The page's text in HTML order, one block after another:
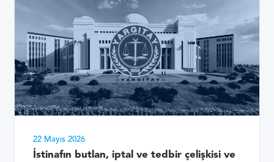
22 Mayıs 2026
İstinafın butlan, iptal ve tedbir çelişkisi ve